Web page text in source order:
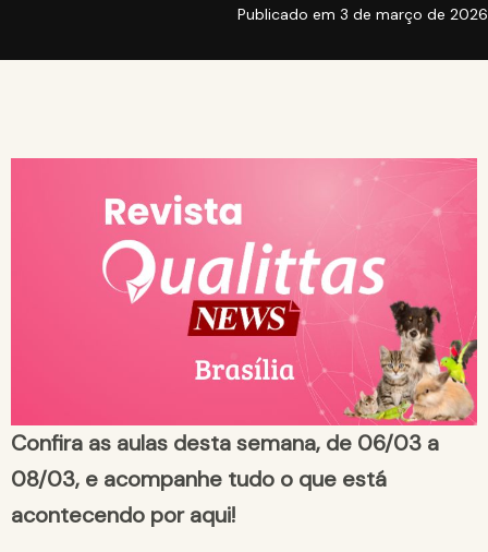
Publicado em 3 de março de 2026
Confira as aulas desta semana, de 06/03 a
08/03, e acompanhe tudo o que está
acontecendo por aqui!